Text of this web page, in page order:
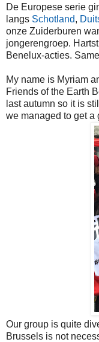
De Europese serie
langs Schotland,
onze Zuiderburen
jongerengroep.
Benelux-acties.
My name is Myriam
Friends of the Earth
last autumn so it is
we managed to get a
Our group is quite
Brussels is not